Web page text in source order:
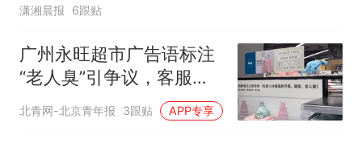
潇湘晨报 6跟贴
广州永旺超市广告语标注
“老人臭”引争议，客服回
应
北青网-北京青年报 3跟贴 APP专享